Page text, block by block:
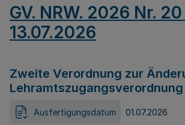
GV. NRW. 2026 Nr.
13.07.2026
Zweite Verordnung zur
Lehramtszugangsverordnung
Ausfertigungsdatum 01.07.2026